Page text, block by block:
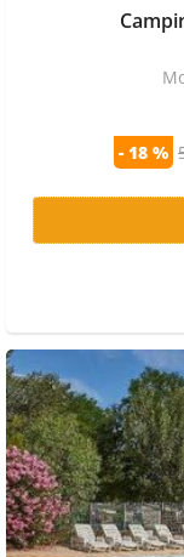
sites suivants
spécialistes des
- 18 %